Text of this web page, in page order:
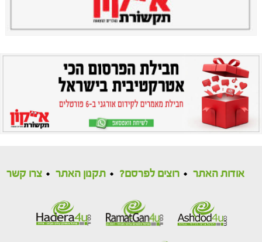
אודות האתר רוצים לפרסם? תקנון האתר צרו קשר